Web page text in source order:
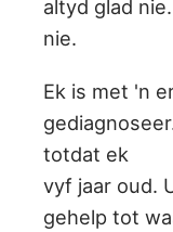
altyd glad
nie.
Ek is met 'n
totdat ek
vyf jaar oud.
gehelp tot